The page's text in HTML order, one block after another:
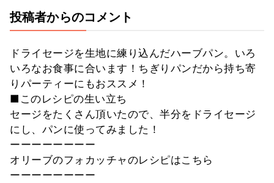
投稿者からのコメント
ドライセージを生地に練り込んだハーブパン。いろ
いろなお食事に合います！ちぎりパンだから持ち寄
りパーティーにもおススメ！
■このレシピの生い立ち
セージをたくさん頂いたので、半分をドライセージ
にし、パンに使ってみました！
ーーーーーーーー
オリーブのフォカッチャのレシピはこちら
ーーーーーーーー